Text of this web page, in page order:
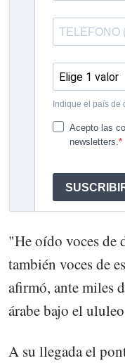
"He oído voces de
también voces de
afirmó, ante miles
árabe bajo el
A su llegada el